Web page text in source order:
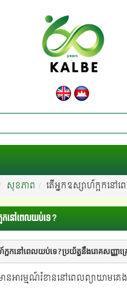
សុខភាព តើអ្នកឧស្សាហ៍ក្អកនៅ
អកនៅពេលយប់ទេ?
ក្អកនៅពេលយប់ទេ?ប្រយ័ត្ននឹងរោគសញ្ញាគ្រោ
នអារម្មណ៍រំខាននៅពេលព្យាយាមគេ